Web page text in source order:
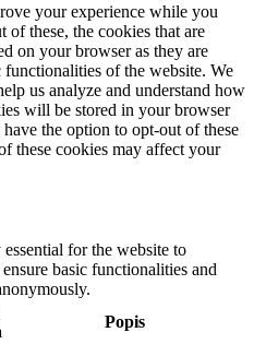
your experience while you
of these, the cookies that are
on your browser as they are
of the website. We
us analyze and understand how
will be stored in your browser
the option to opt-out of these
these cookies may affect your
for the website to
basic functionalities and
Popis